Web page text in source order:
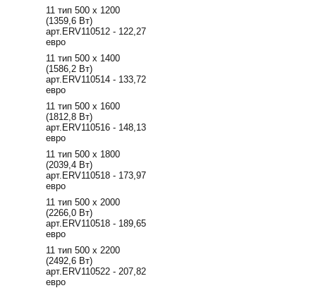
11 тип 500 х 1200
(1359,6 Вт)
арт.ERV110512 - 122,27
евро
11 тип 500 х 1400
(1586,2 Вт)
арт.ERV110514 - 133,72
евро
11 тип 500 х 1600
(1812,8 Вт)
арт.ERV110516 - 148,13
евро
11 тип 500 х 1800
(2039,4 Вт)
арт.ERV110518 - 173,97
евро
11 тип 500 х 2000
(2266,0 Вт)
арт.ERV110518 - 189,65
евро
11 тип 500 х 2200
(2492,6 Вт)
арт.ERV110522 - 207,82
евро